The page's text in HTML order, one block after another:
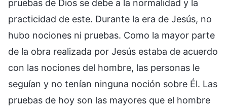
pruebas de Dios se debe a la normalidad y la
practicidad de este. Durante la era de Jesús, no
hubo nociones ni pruebas. Como la mayor parte
de la obra realizada por Jesús estaba de acuerdo
con las nociones del hombre, las personas le
seguían y no tenían ninguna noción sobre Él. Las
pruebas de hoy son las mayores que el hombre